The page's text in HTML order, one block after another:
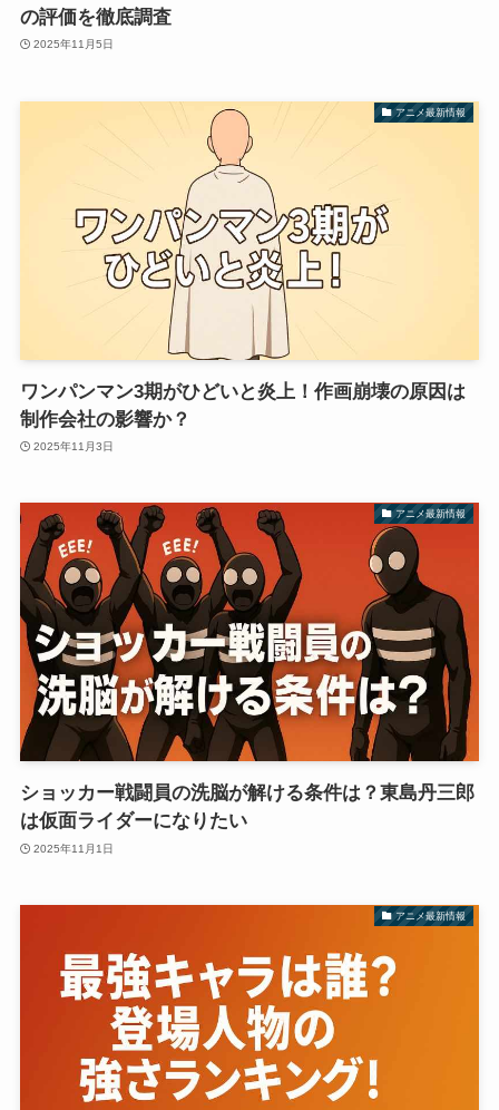
の評価を徹底調査
2025年11月5日
アニメ最新情報
ワンパンマン3期がひどいと炎上！作画崩壊の原因は
制作会社の影響か？
2025年11月3日
アニメ最新情報
ショッカー戦闘員の洗脳が解ける条件は？東島丹三郎
は仮面ライダーになりたい
2025年11月1日
アニメ最新情報